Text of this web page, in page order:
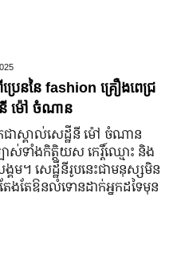
រេននៃ​ fashion គ្រឿងពេជ្រ
នី ម៉ៅ ចំណាន
ា​ស្គាល់​សេដ្ឋី​នី ម៉ៅ ចំណាន
ស់​ទាំង​កិត្តិយស កេរ្តិ៍ឈ្មោះ និង​
ង្គម។ សេដ្ឋី​នី​រូប​នេះ​ជា​មនុស្ស​មិន​
តែងតែ​ឱនលំទោន​ដាក់​អ្នក​ដទៃ​មុន​